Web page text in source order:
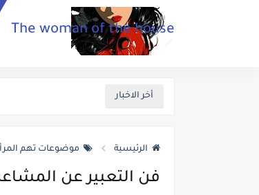
The woman of the house
أخر الاخبار
الرئيسية موضوعات تهم
فن التعبير عن